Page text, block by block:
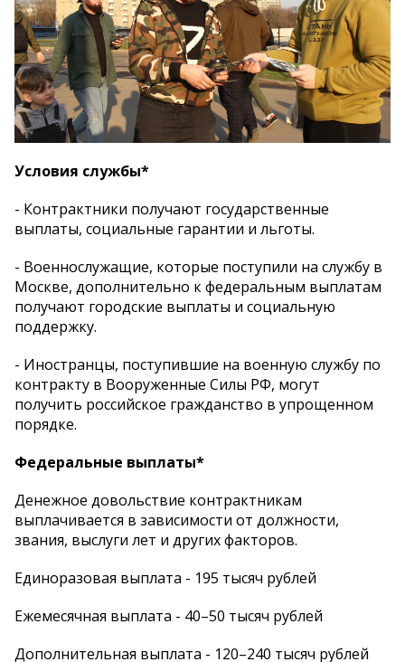
Условия службы*
- Контрактники получают государственные
выплаты, социальные гарантии и льготы.
- Военнослужащие, которые поступили на службу в
Москве, дополнительно к федеральным выплатам
получают городские выплаты и социальную
поддержку.
- Иностранцы, поступившие на военную службу по
контракту в Вооруженные Силы РФ, могут
получить российское гражданство в упрощенном
порядке.
Федеральные выплаты*
Денежное довольствие контрактникам
выплачивается в зависимости от должности,
звания, выслуги лет и других факторов.
Единоразовая выплата - 195 тысяч рублей
Ежемесячная выплата - 40–50 тысяч рублей
Дополнительная выплата - 120–240 тысяч рублей